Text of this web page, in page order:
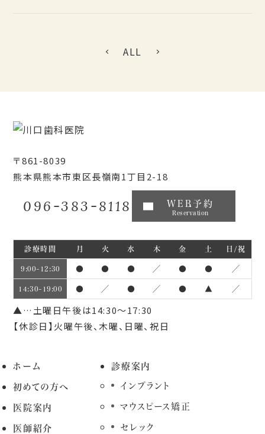
ALL
〒861-8039
熊本県熊本市東区長嶺南1丁目2-18
096-383-8118 WEB予約
Reservation
診療時間 月 火 水 木 金 土 日/祝
9:00~12:30 ● ● ● ／ ● ● ／
14:30~19:00 ● ／ ● ／ ● ▲ ／
▲…土曜日午後は14:30～17:30
【休診日】火曜午後、木曜、日曜、祝日
ホーム
初めての方へ
医院案内
医師紹介
診療案内
インプラント
マウスピース矯正
セレック